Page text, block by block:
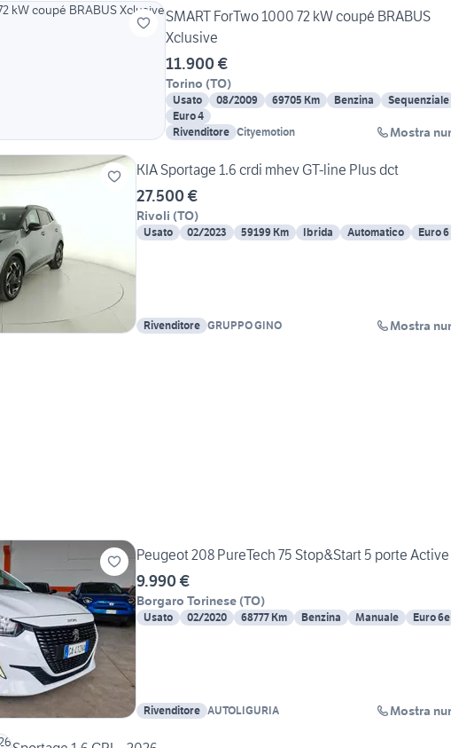
SMART ForTwo 1000 72 kW coupé BRABUS
Xclusive
11.900 €
Torino (TO)
Usato 08/2009 69705 Km Benzina
Sequenziale
Euro 4
Rivenditore Cityemotion Mostra
KIA Sportage 1.6 crdi mhev GT-line Plus dct
27.500 €
Rivoli (TO)
Usato 02/2023 59199 Km Ibrida Automatico Euro 6
Rivenditore GRUPPO GINO Mostra
Peugeot 208 PureTech 75 Stop&Start 5 porte Active
9.990 €
Borgaro Torinese (TO)
Usato 02/2020 68777 Km Benzina Manuale Euro 6e
Rivenditore AUTOLIGURIA Mostra